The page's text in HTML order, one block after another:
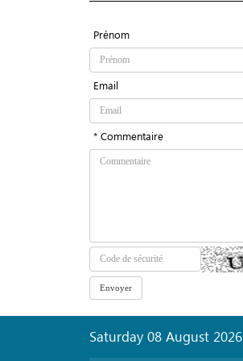
Prénom
Email
* Commentaire
Saturday 08 August 2026